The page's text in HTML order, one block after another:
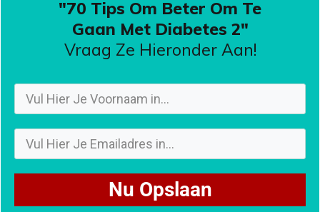
"70 Tips Om Beter Om Te
Gaan Met Diabetes 2"
Vraag Ze Hieronder Aan!
Nu Opslaan